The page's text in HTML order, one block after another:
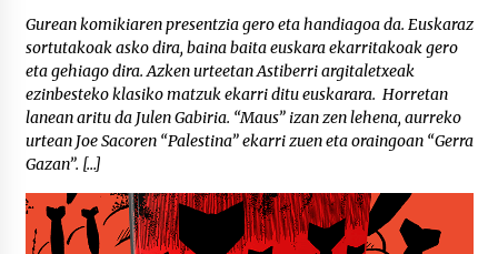
Gurean komikiaren presentzia gero eta handiagoa da. Euskaraz
sortutakoak asko dira, baina baita euskara ekarritakoak gero
eta gehiago dira. Azken urteetan Astiberri argitaletxeak
ezinbesteko klasiko matzuk ekarri ditu euskarara. Horretan
lanean aritu da Julen Gabiria. “Maus” izan zen lehena, aurreko
urtean Joe Sacoren “Palestina” ekarri zuen eta oraingoan “Gerra
Gazan”. […]